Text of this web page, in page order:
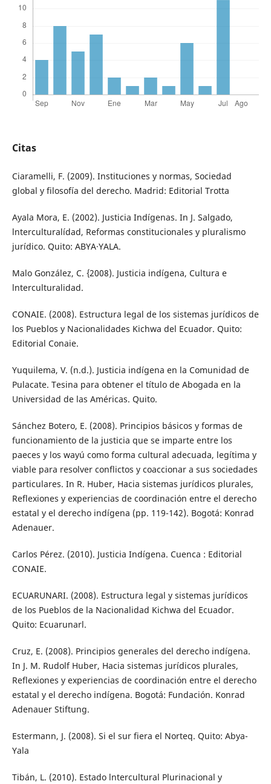
Citas
Ciaramelli, F. (2009). Instituciones y normas, Sociedad
global y filosofía del derecho. Madrid: Editorial Trotta
Ayala Mora, E. (2002). Justicia Indígenas. In J. Salgado,
lnterculturalídad, Reformas constitucionales y pluralismo
jurídico. Quito: ABYA·YALA.
Malo González, C. {2008). Justicia indígena, Cultura e
lnterculturalidad.
CONAIE. (2008). Estructura legal de los sistemas jurídicos de
los Pueblos y Nacionalidades Kichwa del Ecuador. Quito:
Editorial Conaie.
Yuquilema, V. (n.d.). Justicia indígena en la Comunidad de
Pulacate. Tesina para obtener el título de Abogada en la
Universidad de las Américas. Quito.
Sánchez Botero, E. (2008). Principios básicos y formas de
funcionamiento de la justicia que se imparte entre los
paeces y los wayú como forma cultural adecuada, legítima y
viable para resolver conflictos y coaccionar a sus sociedades
particulares. In R. Huber, Hacia sistemas jurídicos plurales,
Reflexiones y experiencias de coordinación entre el derecho
estatal y el derecho indígena (pp. 119-142). Bogotá: Konrad
Adenauer.
Carlos Pérez. (2010). Justicia Indígena. Cuenca : Editorial
CONAIE.
ECUARUNARI. (2008). Estructura legal y sistemas jurídicos
de los Pueblos de la Nacionalidad Kichwa del Ecuador.
Quito: Ecuarunarl.
Cruz, E. (2008). Principios generales del derecho indígena.
In J. M. Rudolf Huber, Hacia sistemas jurídicos plurales,
Reflexiones y experiencias de coordinación entre el derecho
estatal y el derecho indígena. Bogotá: Fundación. Konrad
Adenauer Stiftung.
Estermann, J. (2008). Si el sur fiera el Norteq. Quito: Abya-
Yala
Tibán, L. (2010). Estado lntercultural Plurinacional y